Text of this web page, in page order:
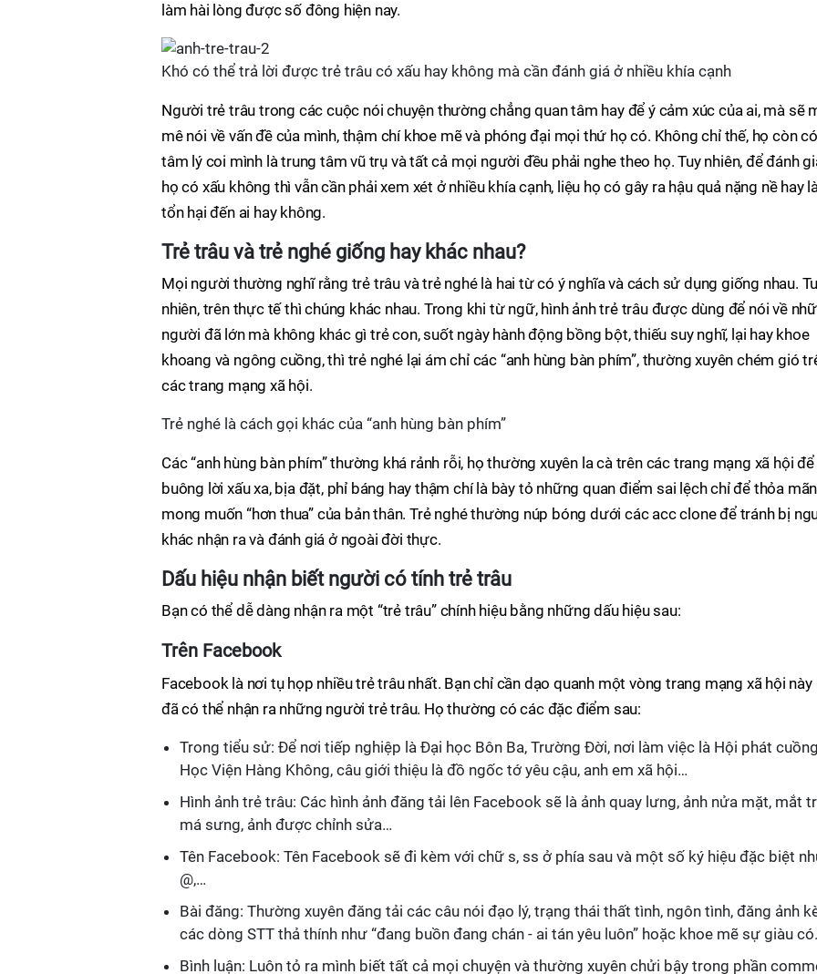
làm hài lòng được số đông hiện nay.
Khó có thể trả lời được trẻ trâu có xấu hay không mà cần đánh giá ở nhiều khía cạnh
Người trẻ trâu trong các cuộc nói chuyện thường chẳng quan tâm hay để ý cảm xúc của ai, mà sẽ
mê nói về vấn đề của mình, thậm chí khoe mẽ và phóng đại mọi thứ họ có. Không chỉ thế, họ còn có
tâm lý coi mình là trung tâm vũ trụ và tất cả mọi người đều phải nghe theo họ. Tuy nhiên, để đánh
họ có xấu không thì vẫn cần phải xem xét ở nhiều khía cạnh, liệu họ có gây ra hậu quả nặng nề hay
tổn hại đến ai hay không.
Trẻ trâu và trẻ nghé giống hay khác nhau?
Mọi người thường nghĩ rằng trẻ trâu và trẻ nghé là hai từ có ý nghĩa và cách sử dụng giống nhau.
nhiên, trên thực tế thì chúng khác nhau. Trong khi từ ngữ, hình ảnh trẻ trâu được dùng để nói về
người đã lớn mà không khác gì trẻ con, suốt ngày hành động bồng bột, thiếu suy nghĩ, lại hay khoe
khoang và ngông cuồng, thì trẻ nghé lại ám chỉ các “anh hùng bàn phím”, thường xuyên chém gió
các trang mạng xã hội.
Trẻ nghé là cách gọi khác của “anh hùng bàn phím”
Các “anh hùng bàn phím” thường khá rảnh rỗi, họ thường xuyên la cà trên các trang mạng xã hội để
buông lời xấu xa, bịa đặt, phỉ báng hay thậm chí là bày tỏ những quan điểm sai lệch chỉ để thỏa mãn
mong muốn “hơn thua” của bản thân. Trẻ nghé thường núp bóng dưới các acc clone để tránh bị
khác nhận ra và đánh giá ở ngoài đời thực.
Dấu hiệu nhận biết người có tính trẻ trâu
Bạn có thể dễ dàng nhận ra một “trẻ trâu” chính hiệu bằng những dấu hiệu sau:
Trên Facebook
Facebook là nơi tụ họp nhiều trẻ trâu nhất. Bạn chỉ cần dạo quanh một vòng trang mạng xã hội này
đã có thể nhận ra những người trẻ trâu. Họ thường có các đặc điểm sau:
Trong tiểu sử: Để nơi tiếp nghiệp là Đại học Bôn Ba, Trường Đời, nơi làm việc là Hội phát
Học Viện Hàng Không, câu giới thiệu là đồ ngốc tớ yêu cậu, anh em xã hội…
Hình ảnh trẻ trâu: Các hình ảnh đăng tải lên Facebook sẽ là ảnh quay lưng, ảnh nửa mặt, mắt
má sưng, ảnh được chỉnh sửa…
Tên Facebook: Tên Facebook sẽ đi kèm với chữ s, ss ở phía sau và một số ký hiệu đặc biệt
@,…
Bài đăng: Thường xuyên đăng tải các câu nói đạo lý, trạng thái thất tình, ngôn tình, đăng ảnh
các dòng STT thả thính như “đang buồn đang chán - ai tán yêu luôn” hoặc khoe mẽ sự giàu
Bình luận: Luôn tỏ ra mình biết tất cả mọi chuyện và thường xuyên chửi bậy trong phần